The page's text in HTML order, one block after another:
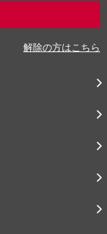
解除の方はこちら